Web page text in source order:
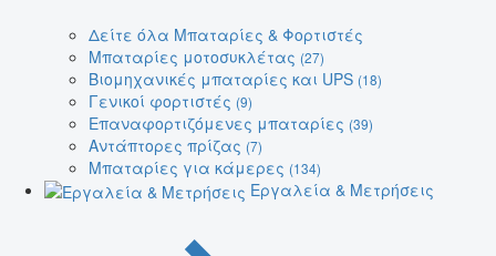
Δείτε όλα Μπαταρίες & Φορτιστές
Μπαταρίες μοτοσυκλέτας (27)
Βιομηχανικές μπαταρίες και UPS (18)
Γενικοί φορτιστές (9)
Επαναφορτιζόμενες μπαταρίες (39)
Αντάπτορες πρίζας (7)
Μπαταρίες για κάμερες (134)
Εργαλεία & Μετρήσεις